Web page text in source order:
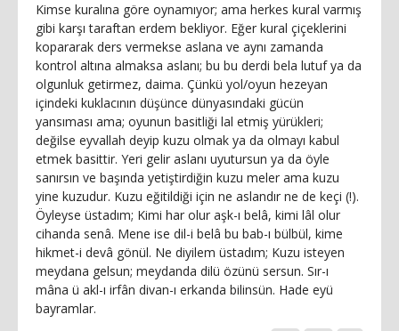
Kimse kuralına göre oynamıyor; ama herkes kural varmış
gibi karşı taraftan erdem bekliyor. Eğer kural çiçeklerini
kopararak ders vermekse aslana ve aynı zamanda
kontrol altına almaksa aslanı; bu bu derdi bela lutuf ya da
olgunluk getirmez, daima. Çünkü yol/oyun hezeyan
içindeki kuklacının düşünce dünyasındaki gücün
yansıması ama; oyunun basitliği lal etmiş yürükleri;
değilse eyvallah deyip kuzu olmak ya da olmayı kabul
etmek basittir. Yeri gelir aslanı uyutursun ya da öyle
sanırsın ve başında yetiştirdiğin kuzu meler ama kuzu
yine kuzudur. Kuzu eğitildiği için ne aslandır ne de keçi (!).
Öyleyse üstadım; Kimi har olur aşk-ı belâ, kimi lâl olur
cihanda senâ. Mene ise dil-i belâ bu bab-ı bülbül, kime
hikmet-i devâ gönül. Ne diyilem üstadım; Kuzu isteyen
meydana gelsun; meydanda dilü özünü sersun. Sır-ı
mâna ü akl-ı irfân divan-ı erkanda bilinsün. Hade eyü
bayramlar.